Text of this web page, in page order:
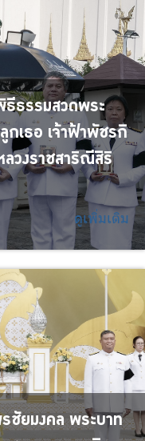
ธีธรรมสวดพระ
กเธอ เจ้าฟ้าพัชรกิ
ลวงราชสาริณีสิริ
ดูเพิ่มเติม
ชัยมงคล พระบาท